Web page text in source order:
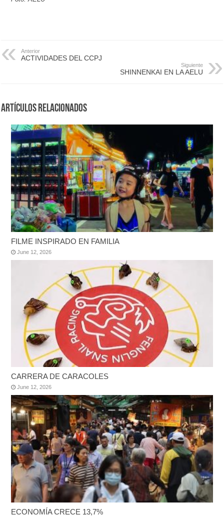
Anterior
ACTIVIDADES DEL CCPJ
Siguiente
SHINNENKAI EN LA AELU
Artículos Relacionados
FILME INSPIRADO EN FAMILIA
June 12, 2026
CARRERA DE CARACOLES
June 12, 2026
ECONOMÍA CRECE 13,7%